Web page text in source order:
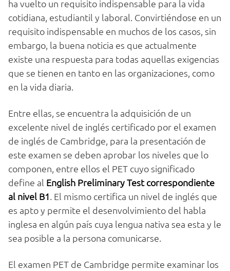
ha vuelto un requisito indispensable para la vida
cotidiana, estudiantil y laboral. Convirtiéndose en un
requisito indispensable en muchos de los casos, sin
embargo, la buena noticia es que actualmente
existe una respuesta para todas aquellas exigencias
que se tienen en tanto en las organizaciones, como
en la vida diaria.
Entre ellas, se encuentra la adquisición de un
excelente nivel de inglés certificado por el examen
de inglés de Cambridge, para la presentación de
este examen se deben aprobar los niveles que lo
componen, entre ellos el PET cuyo significado
define al English Preliminary Test correspondiente
al nivel B1. El mismo certifica un nivel de inglés que
es apto y permite el desenvolvimiento del habla
inglesa en algún país cuya lengua nativa sea esta y le
sea posible a la persona comunicarse.
El examen PET de Cambridge permite examinar los